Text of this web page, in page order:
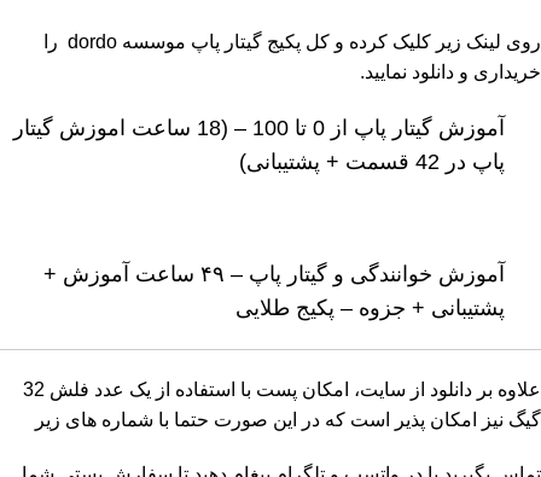
روی لینک زیر کلیک کرده و کل پکیج گیتار پاپ موسسه dordo را
خریداری و دانلود نمایید.
آموزش گیتار پاپ از 0 تا 100 – (18 ساعت اموزش گیتار
پاپ در 42 قسمت + پشتیبانی)
آموزش خوانندگی و گیتار پاپ – ۴۹ ساعت آموزش +
پشتیبانی + جزوه – پکیج طلایی
علاوه بر دانلود از سایت، امکان پست با استفاده از یک عدد فلش 32
گیگ نیز امکان پذیر است که در این صورت حتما با شماره های زیر